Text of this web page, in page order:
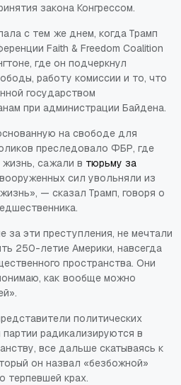
закона Конгрессом.
с тем же днем, когда Трамп
Faith & Freedom Coalition
где он подчеркнул
работу комиссии и то, что
государством
при администрации Байдена.
на свободе для
преследовало ФБР, где
сажали в тюрьму за
сил увольняли из
— сказал Трамп, говоря о
за эти преступления, не мечтали
250-летие Америки, навсегда
пространства. Они
как вообще можно
политических
радикализируются в
все дальше скатываясь к
он назвал «безбожной»
терпевшей крах.